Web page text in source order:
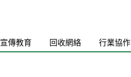
宣傳教育 回收網絡 行業協作